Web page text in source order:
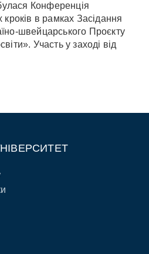
Конференція
кроків в рамках Засідання
швейцарського Проєкту
Участь у заході від